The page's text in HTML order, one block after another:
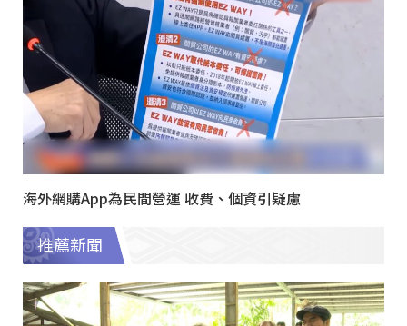
海外網購App為民間營運 收費、個資引疑慮
推薦新聞